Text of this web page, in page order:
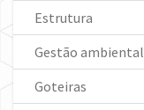
Estrutura
Gestão ambiental
Goteiras